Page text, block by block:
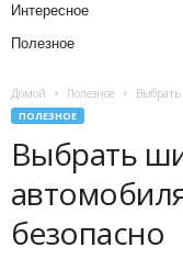
Интересное
Полезное
Домой Полезное
ПОЛЕЗНОЕ
Выбрать
безопасно